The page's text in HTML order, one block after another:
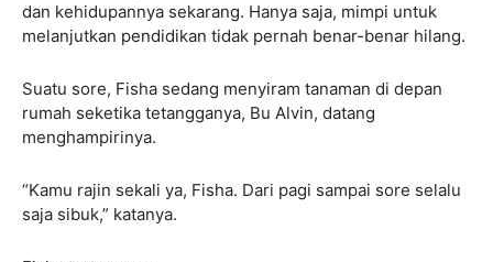
dan kehidupannya sekarang. Hanya saja, mimpi untuk
melanjutkan pendidikan tidak pernah benar-benar hilang.
Suatu sore, Fisha sedang menyiram tanaman di depan
rumah seketika tetangganya, Bu Alvin, datang
menghampirinya.
“Kamu rajin sekali ya, Fisha. Dari pagi sampai sore selalu
saja sibuk,” katanya.